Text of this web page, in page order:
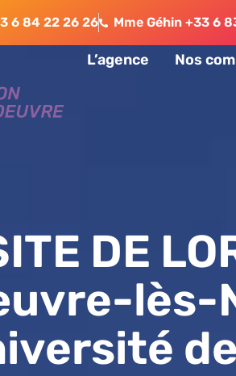
6 84 22 26 26 Mme Géhin +33 6
L’agence Nos
DE
lès-